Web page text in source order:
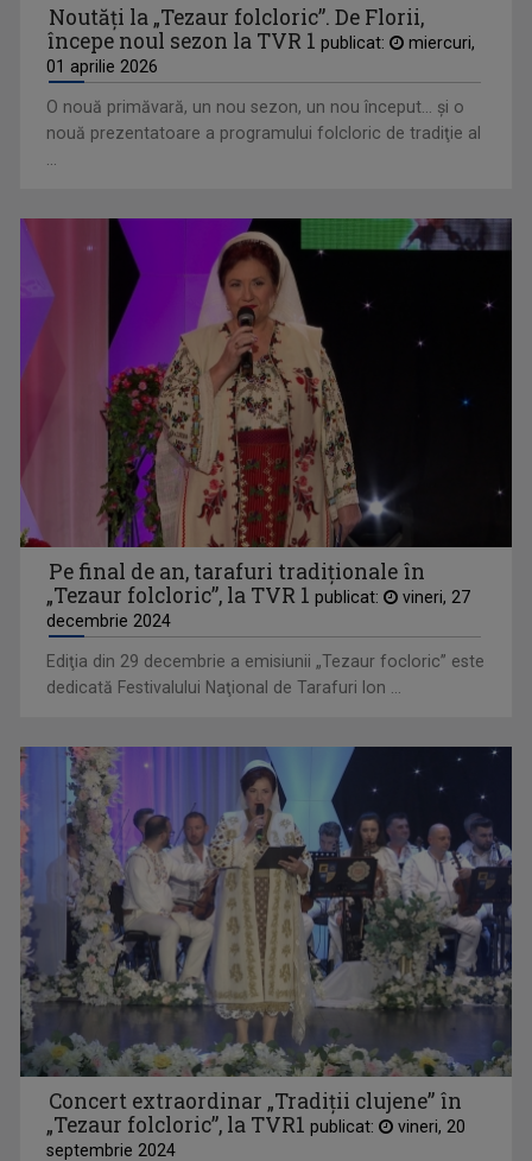
AGROSTRATEGIA
MAGHIARA DE PE UNU
"Krónika" e un cuvânt din altă limbă, dar nu ...
TELEENCICLOPEDIA
Una dintre cele mai longevive emisiuni din ...
Noutăţi la „Tezaur folcloric”. De Florii,
începe noul sezon la TVR 1 publicat:
miercuri,
01 aprilie 2026
O nouă primăvară, un nou sezon, un nou început... şi o
nouă prezentatoare a programului folcloric de tradiţie al
...
Pe final de an, tarafuri tradiţionale în
„Tezaur folcloric”, la TVR 1 publicat:
vineri, 27
decembrie 2024
Ediţia din 29 decembrie a emisiunii „Tezaur focloric” este
dedicată Festivalului Naţional de Tarafuri Ion ...
Concert extraordinar „Tradiţii clujene” în
„Tezaur folcloric”, la TVR1 publicat:
vineri, 20
septembrie 2024